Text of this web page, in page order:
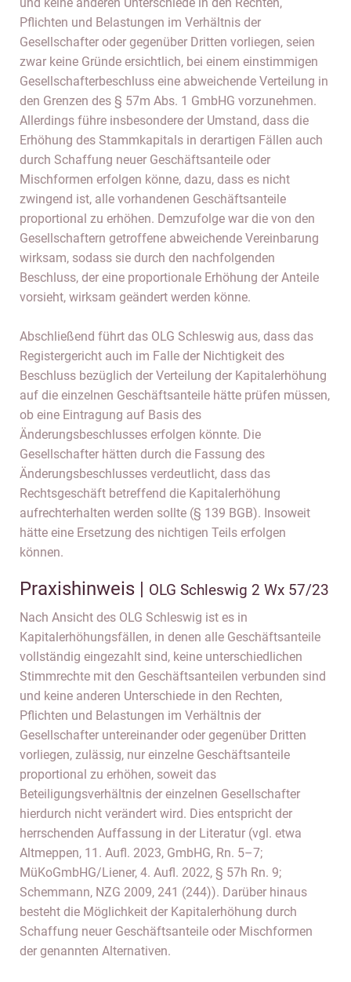
Pflichten und Belastungen im Verhältnis der
Gesellschafter oder gegenüber Dritten vorliegen, seien
zwar keine Gründe ersichtlich, bei einem einstimmigen
Gesellschafterbeschluss eine abweichende Verteilung in
den Grenzen des § 57m Abs. 1 GmbHG vorzunehmen.
Allerdings führe insbesondere der Umstand, dass die
Erhöhung des Stammkapitals in derartigen Fällen auch
durch Schaffung neuer Geschäftsanteile oder
Mischformen erfolgen könne, dazu, dass es nicht
zwingend ist, alle vorhandenen Geschäftsanteile
proportional zu erhöhen. Demzufolge war die von den
Gesellschaftern getroffene abweichende Vereinbarung
wirksam, sodass sie durch den nachfolgenden
Beschluss, der eine proportionale Erhöhung der Anteile
vorsieht, wirksam geändert werden könne.
Abschließend führt das OLG Schleswig aus, dass das
Registergericht auch im Falle der Nichtigkeit des
Beschluss bezüglich der Verteilung der Kapitalerhöhung
auf die einzelnen Geschäftsanteile hätte prüfen müssen,
ob eine Eintragung auf Basis des
Änderungsbeschlusses erfolgen könnte. Die
Gesellschafter hätten durch die Fassung des
Änderungsbeschlusses verdeutlicht, dass das
Rechtsgeschäft betreffend die Kapitalerhöhung
aufrechterhalten werden sollte (§ 139 BGB). Insoweit
hätte eine Ersetzung des nichtigen Teils erfolgen
können.
Praxishinweis | OLG Schleswig 2 Wx 57/23
Nach Ansicht des OLG Schleswig ist es in
Kapitalerhöhungsfällen, in denen alle Geschäftsanteile
vollständig eingezahlt sind, keine unterschiedlichen
Stimmrechte mit den Geschäftsanteilen verbunden sind
und keine anderen Unterschiede in den Rechten,
Pflichten und Belastungen im Verhältnis der
Gesellschafter untereinander oder gegenüber Dritten
vorliegen, zulässig, nur einzelne Geschäftsanteile
proportional zu erhöhen, soweit das
Beteiligungsverhältnis der einzelnen Gesellschafter
hierdurch nicht verändert wird. Dies entspricht der
herrschenden Auffassung in der Literatur (vgl. etwa
Altmeppen, 11. Aufl. 2023, GmbHG, Rn. 5–7;
MüKoGmbHG/Liener, 4. Aufl. 2022, § 57h Rn. 9;
Schemmann, NZG 2009, 241 (244)). Darüber hinaus
besteht die Möglichkeit der Kapitalerhöhung durch
Schaffung neuer Geschäftsanteile oder Mischformen
der genannten Alternativen.